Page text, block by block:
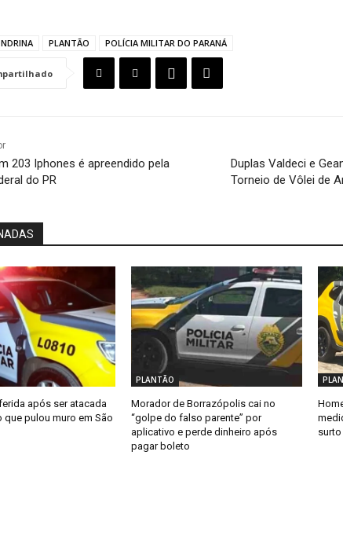
PLANTÃO POLÍCIA MILITAR DO PARANÁ
203 Iphones é apreendido pela
do PR
Duplas Valdeci e
Torneio de Vôlei de
após ser atacada
que pulou muro em São
PLANTÃO
Morador de Borrazópolis cai no
“golpe do falso parente” por
aplicativo e perde dinheiro após
pagar boleto